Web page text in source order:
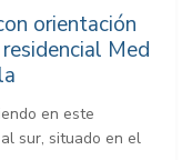
orientación
Med
en este
sur, situado en el